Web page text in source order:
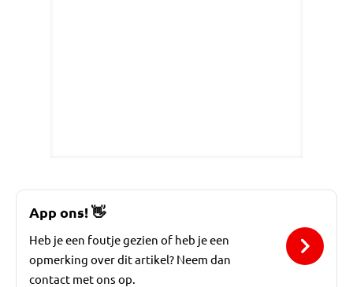
App ons!👋
Heb je een foutje gezien of heb je een
opmerking over dit artikel? Neem dan
contact met ons op.